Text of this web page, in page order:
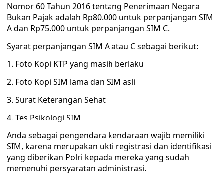
Nomor 60 Tahun 2016 tentang Penerimaan Negara
Bukan Pajak adalah Rp80.000 untuk perpanjangan SIM
A dan Rp75.000 untuk perpanjangan SIM C.
Syarat perpanjangan SIM A atau C sebagai berikut:
1. Foto Kopi KTP yang masih berlaku
2. Foto Kopi SIM lama dan SIM asli
3. Surat Keterangan Sehat
4. Tes Psikologi SIM
Anda sebagai pengendara kendaraan wajib memiliki
SIM, karena merupakan ukti registrasi dan identifikasi
yang diberikan Polri kepada mereka yang sudah
memenuhi persyaratan administrasi.